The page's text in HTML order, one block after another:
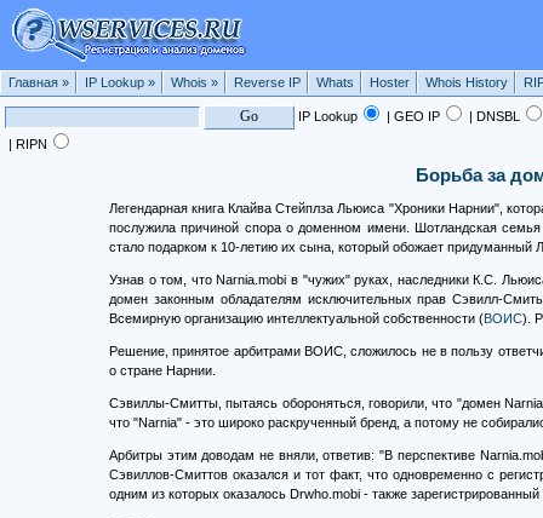
Главная» IP Lookup» Whois » Reverse IP Whats Hoster Whois History
IP Lookup | GEO IP
| DNSBL
| RIPN
Борьба за
Легендарная книга Клайва Стейплза Льюиса "Хроники Нарнии",
послужила причиной спора о доменном имени. Шотландская
стало подарком к 10-летию их сына, который обожает придуманный
Узнав о том, что Narnia.mobi в "чужих" руках, наследники К.С.
домен законным обладателям исключительных прав Сэвилл-
Всемирную организацию интеллектуальной собственности (ВОИС).
Решение, принятое арбитрами ВОИС, сложилось не в пользу
о стране Нарнии.
Сэвиллы-Смитты, пытаясь обороняться, говорили, что "домен
что "Narnia" - это широко раскрученный бренд, а потому не
Арбитры этим доводам не вняли, ответив: "В перспективе
Сэвиллов-Смиттов оказался и тот факт, что одновременно с
одним из которых оказалось Drwho.mobi - также